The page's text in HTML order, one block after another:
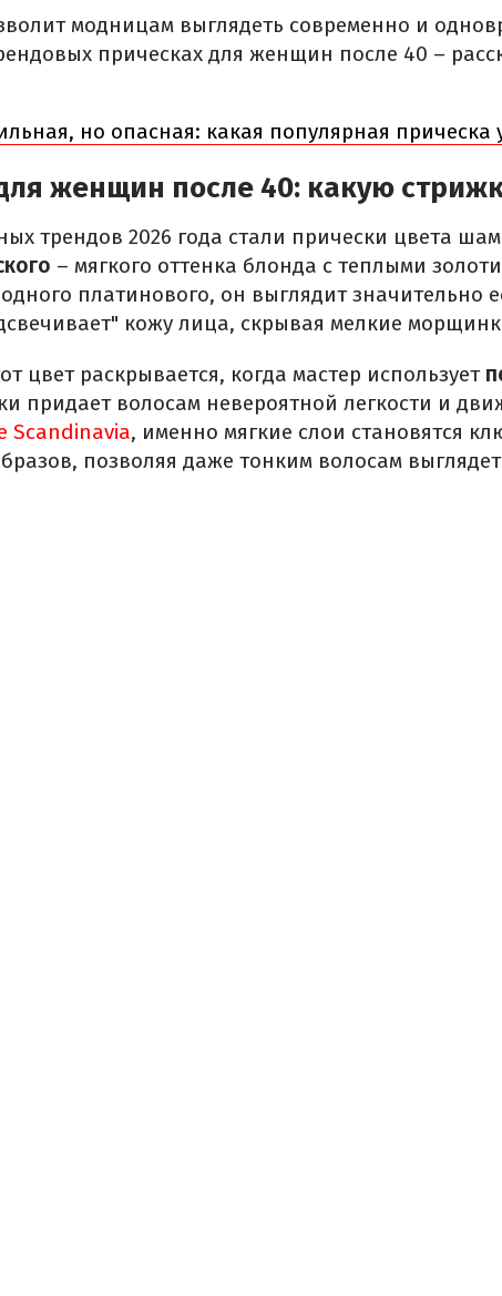
модницам выглядеть современно и
прическах для женщин после 40 –
но опасная: какая популярная
женщин после 40: какую
трендов 2026 года стали прически цвета
– мягкого оттенка блонда с теплыми
платинового, он выглядит значительно
кожу лица, скрывая мелкие
цвет раскрывается, когда мастер использует
придает волосам невероятной легкости и
Scandinavia, именно мягкие слои становятся
позволяя даже тонким волосам